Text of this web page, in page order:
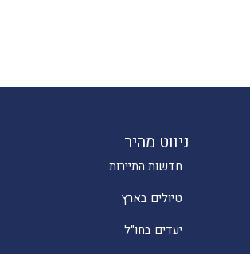
ניווט מהיר
חדשות התיירות
טיולים בארץ
יעדים בחו"ל